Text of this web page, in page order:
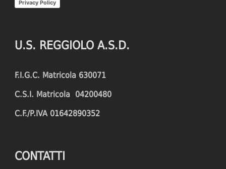
Privacy Policy
U.S. REGGIOLO A.S.D.
F.I.G.C. Matricola 630071
C.S.I. Matricola 04200480
C.F./P.IVA 01642890352
CONTATTI